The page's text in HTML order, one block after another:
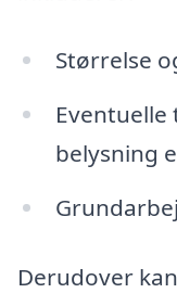
Størrelse
belysning
Derudover